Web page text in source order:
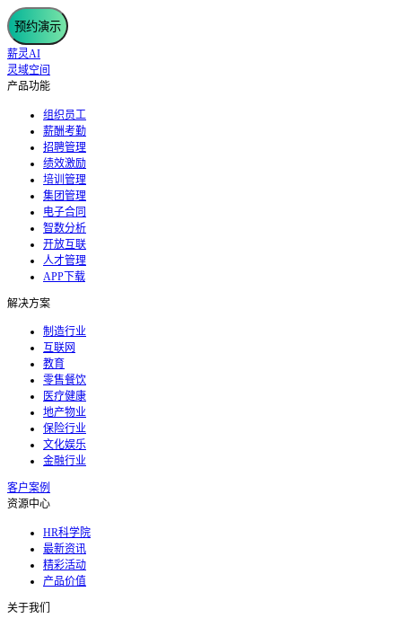
预约演示
薪灵AI
灵域空间
产品功能
组织员工
薪酬考勤
招聘管理
绩效激励
培训管理
集团管理
电子合同
智数分析
开放互联
人才管理
APP下载
解决方案
制造行业
互联网
教育
零售餐饮
医疗健康
地产物业
保险行业
文化娱乐
金融行业
客户案例
资源中心
HR科学院
最新资讯
精彩活动
产品价值
关于我们